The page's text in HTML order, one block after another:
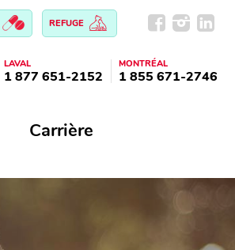
REFUGE
LAVAL
1 877 651-2152
MONTRÉAL
1 855 671-2746
Carrière